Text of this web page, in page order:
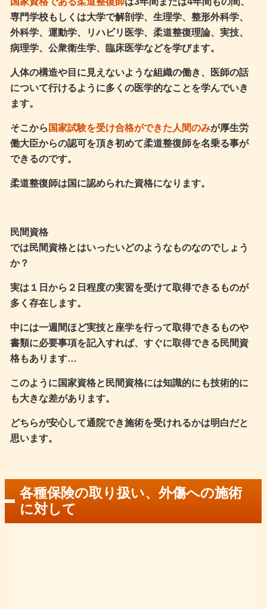
専門学校もしくは大学で解剖学、生理学、整形外科学、
外科学、運動学、リハビリ医学、柔道整復理論、実技、
病理学、公衆衛生学、臨床医学などを学びます。
人体の構造や目に見えないような組織の働き、医師の話
について行けるように多くの医学的なことを学んでいき
ます。
そこから 国家試験を受け合格ができた人間のみが厚生労
働大臣からの認可を頂き初めて柔道整復師を名乗る事が
できるのです。
柔道整復師は国に認められた資格になります。
民間資格
では民間資格とはいったいどのようなものなのでしょう
か？
実は１日から２日程度の実習を受けて取得できるものが
多く存在します。
中には一週間ほど実技と座学を行って取得できるものや
書類に必要事項を記入すれば、すぐに取得できる民間資
格もあります…
このように国家資格と民間資格には知識的にも技術的に
も大きな差があります。
どちらが安心して通院でき施術を受けれるかは明白だと
思います。
各種保険の取り扱い、外傷への施術
に対して